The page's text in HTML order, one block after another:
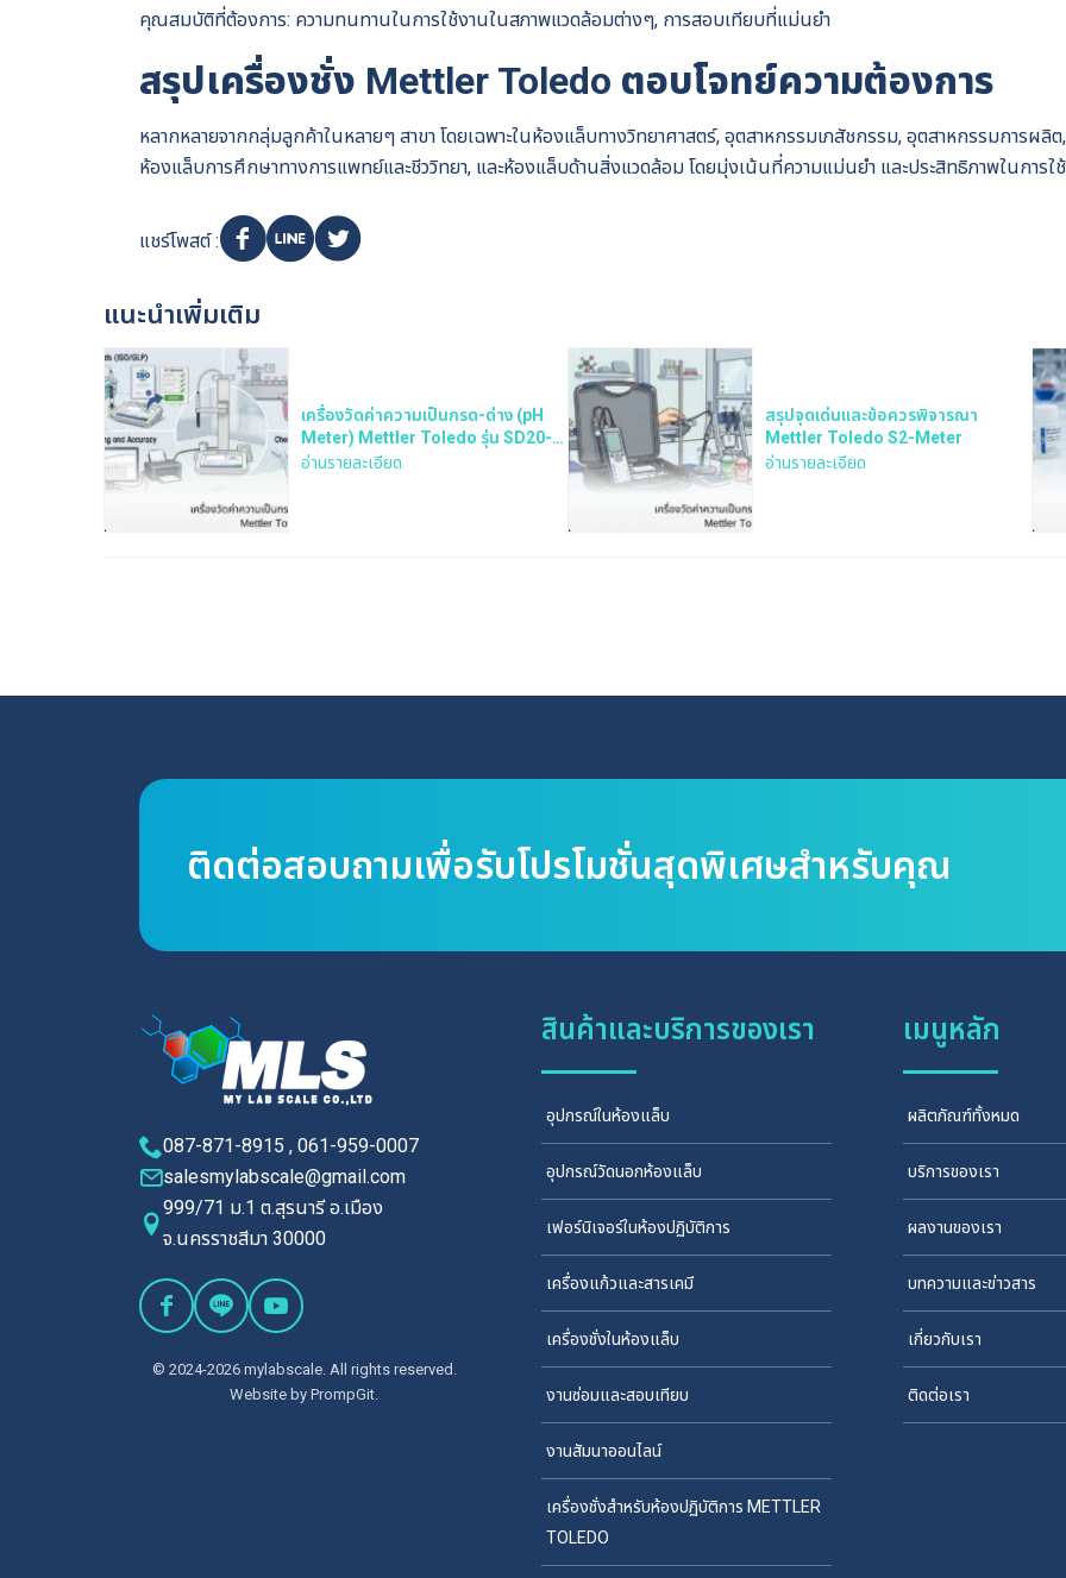
คุณสมบัติที่ต้องการ: ความทนทานในการใช้งานในสภาพแวดล้อมต่างๆ, การสอบเทียบที่แม่นยำ
สรุปเครื่องชั่ง Mettler Toledo ตอบโจทย์ความต้องการ
หลากหลายจากกลุ่มลูกค้าในหลายๆ สาขา โดยเฉพาะในห้องแล็บทางวิทยาศาสตร์, อุตสาหกรรมเภสัชกรรม, อุตสาหกรรมการผ
ห้องแล็บการศึกษาทางการแพทย์และชีววิทยา, และห้องแล็บด้านสิ่งแวดล้อม โดยมุ่งเน้นที่ความแม่นยำ และประสิทธิภาพในการใ
แชร์โพสต์ :
แนะนำเพิ่มเติม
เครื่องวัดค่าความเป็นกรด-ด่าง (pH
Meter) Mettler Toledo รุ่น SD20-
KIT
อ่านรายละเอียด
สรุปจุดเด่นและข้อควรพิจารณา
Mettler Toledo S2-Meter
อ่านรายละเอียด
ติดต่อสอบถามเพื่อรับโปรโมชั่นสุดพิเศษสำหรับคุณ
087-871-8915 , 061-959-0007
salesmylabscale@gmail.com
999/71 ม.1 ต.สุรนารี อ.เมือง
จ.นครราชสีมา 30000
© 2024-2026 mylabscale. All rights reserved.
Website byPrompGit.
สินค้าและบริการของเรา
อุปกรณ์ในห้องแล็บ
อุปกรณ์วัดนอกห้องแล็บ
เฟอร์นิเจอร์ในห้องปฏิบัติการ
เครื่องแก้วและสารเคมี
เครื่องชั่งในห้องแล็บ
งานซ่อมและสอบเทียบ
งานสัมนาออนไลน์
เครื่องชั่งสำหรับห้องปฏิบัติการ METTLER
TOLEDO
เมนูหลัก
ผลิตภัณฑ์ทั้งหมด
บริการของเรา
ผลงานของเรา
บทความและข่าวสาร
เกี่ยวกับเรา
ติดต่อเรา